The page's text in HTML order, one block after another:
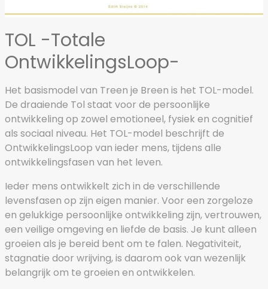
TOL -Totale
OntwikkelingsLoop-
Het basismodel van Treen je Breen is het TOL-model.
De draaiende Tol staat voor de persoonlijke
ontwikkeling op zowel emotioneel, fysiek en cognitief
als sociaal niveau. Het TOL-model beschrijft de
OntwikkelingsLoop van ieder mens, tijdens alle
ontwikkelingsfasen van het leven.
Ieder mens ontwikkelt zich in de verschillende
levensfasen op zijn eigen manier. Voor een zorgeloze
en gelukkige persoonlijke ontwikkeling zijn, vertrouwen,
een veilige omgeving en liefde de basis. Je kunt alleen
groeien als je bereid bent om te falen. Negativiteit,
stagnatie door wrijving, is daarom ook van wezenlijk
belangrijk om te groeien en ontwikkelen.